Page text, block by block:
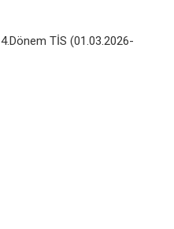
TİS (01.03.2026-